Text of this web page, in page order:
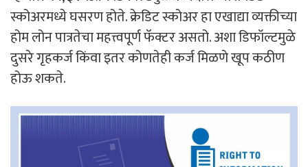
स्कोअरमध्ये घसरण होते. क्रेडिट स्कोअर हा एखाद्या व्यक्तीच्या
होम लोन पात्रतेचा महत्त्वपूर्ण फॅक्टर असतो. अशा डिफॉल्टमुळे
दुसरे गृहकर्ज किंवा इतर कोणतेही कर्ज मिळणे खूप कठीण
होऊ शकते.